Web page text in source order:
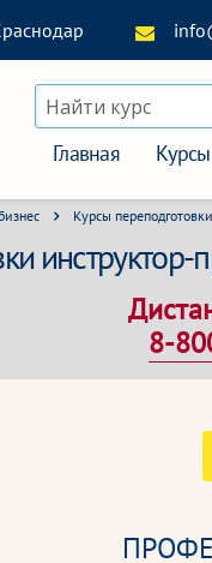
Найти курс
Главная Курсы
Курсы
8-